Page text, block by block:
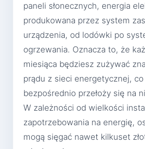
paneli słonecznych, energia
produkowana przez system
urządzenia, od lodówki po
ogrzewania. Oznacza to, że
miesiąca będziesz zużywać
prądu z sieci energetycznej, co
bezpośrednio przełoży się na
W zależności od wielkości
zapotrzebowania na energię,
mogą sięgać nawet kilkuset